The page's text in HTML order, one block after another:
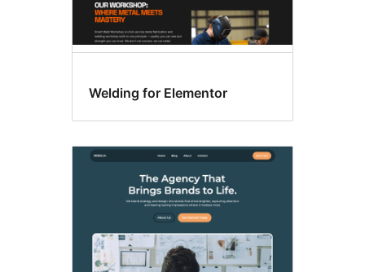
Welding for Elementor